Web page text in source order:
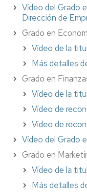
Vídeo del Grado
Dirección de
Grado en
Vídeo de la
Más detalles
Grado en
Vídeo de la
Vídeo de
Vídeo de
Vídeo del Grado
Grado en
Vídeo de la
Más detalles